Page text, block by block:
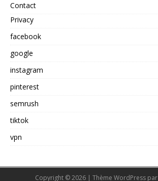
Contact
Privacy
facebook
google
instagram
pinterest
semrush
tiktok
vpn
Copyright © 2026 | Thème WordPress par